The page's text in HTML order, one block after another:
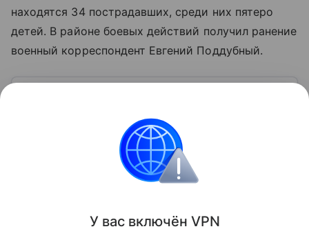
находятся 34 пострадавших, среди них пятеро
детей. В районе боевых действий получил ранение
военный корреспондент Евгений Поддубный.
Рассказываем, что такое доход, какие бывают виды
и источники поступлений, а также какие активы
нельзя отнести к доходам.
Поделиться
У вас включён VPN